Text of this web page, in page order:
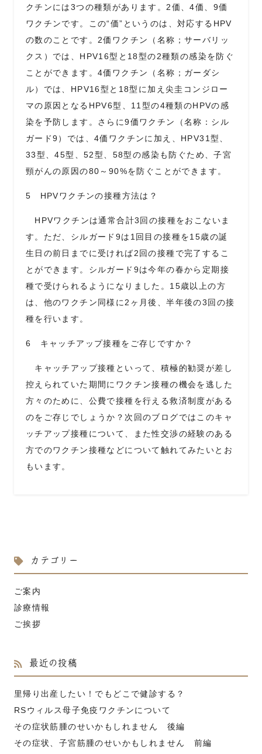
クチンには3つの種類があります。 2価、4価、 9価
ワクチンです。この“価”というのは、対応する HPV
の数のことです。 2価ワクチン（名称；サーバリッ
クス）では、 HPV16型と 18型の2種類の感染を防ぐ
ことができます。 4価ワクチン（名称；ガーダシ
ル）では、 HPV16型と 18型に加え尖圭コンジロー
マの原因となる HPV6型、 11 型の4種類のHPVの感
染を予防します。さらに9価ワクチン（名称：シル
ガード9）では、 4価ワクチンに加え、 HPV31 型、
33型、45型、 52型、 58型の感染も防ぐため、子宮
頸がんの原因の80 ～ 90%を防ぐことができます。
5 HPVワクチンの接種方法は？
HPVワクチンは通常合計3回の接種をおこないま
す。ただ、シルガード9は1回目の接種を15歳の誕
生日の前日までに受ければ2回の接種で完了するこ
とができます。シルガード9は今年の春から定期接
種で受けられるようになりました。15歳以上の方
は、他のワクチン同様に2ヶ月後、半年後の3回の接
種を行います。
6 キャッチアップ接種をご存じですか？
キャッチアップ接種といって、積極的勧奨が差し
控えられていた期間にワクチン接種の機会を逃した
方々のために、公費で接種を行える救済制度がある
のをご存じでしょうか？次回のブログではこのキャ
ッチアップ接種について、また性交渉の経験のある
方でのワクチン接種などについて触れてみたいとお
もいます。
カテゴリー
ご案内
診療情報
ご挨拶
最近の投稿
里帰り出産したい！でもどこで健診する？
RSウィルス母子免疫ワクチンについて
その症状筋腫のせいかもしれません 後編
その症状、子宮筋腫のせいかもしれません 前編